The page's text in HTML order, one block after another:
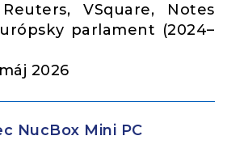
VSquare, Notes
parlament (2024–
2026
NucBox Mini PC